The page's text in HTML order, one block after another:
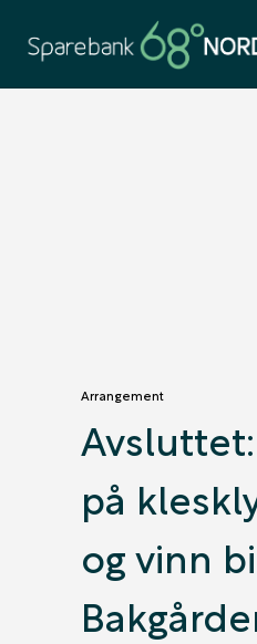
Arrangement
på
og vinn